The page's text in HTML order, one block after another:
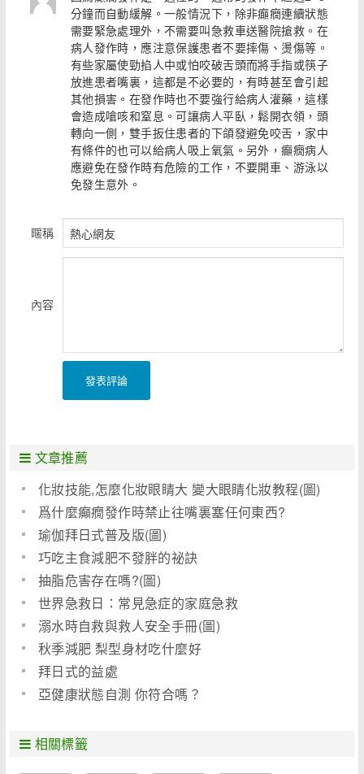
分鐘而自動緩解。一般情況下，除非癲癇連續狀態
需要緊急處理外，不需要叫急救車送醫院搶救。在
病人發作時，應注意保護患者不要摔傷、燙傷等。
有些家屬使勁掐人中或怕咬破舌頭而將手指或筷子
放進患者嘴裏，這都是不必要的，有時甚至會引起
其他損害。在發作時也不要強行給病人灌藥，這樣
會造成嗆咳和窒息。可讓病人平臥，鬆開衣領，頭
轉向一側，雙手扳住患者的下頜發避免咬舌，家中
有條件的也可以給病人吸上氧氣。另外，癲癇病人
應避免在發作時有危險的工作，不要開車、游泳以
免發生意外。
暱稱
內容
發表評論
文章推薦
化妝技能,怎麼化妝眼睛大 變大眼睛化妝教程(圖)
爲什麼癲癇發作時禁止往嘴裏塞任何東西?
瑜伽拜日式普及版(圖)
巧吃主食減肥不發胖的祕訣
抽脂危害存在嗎?(圖)
世界急救日：常見急症的家庭急救
溺水時自救與救人安全手冊(圖)
秋季減肥 梨型身材吃什麼好
拜日式的益處
亞健康狀態自測 你符合嗎？
相關標籤